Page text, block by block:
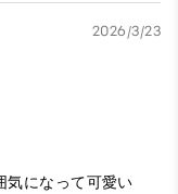
2026/3/23
気になって可愛い